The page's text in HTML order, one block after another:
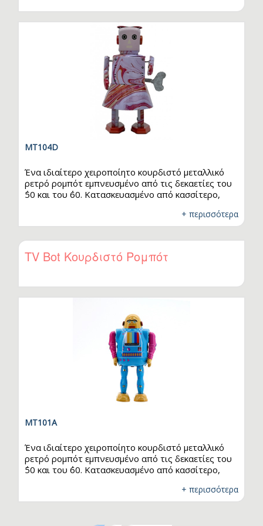
ήρθε στην Ελλάδα γι’ αυτό και ο…
MT104D
Ένα ιδιαίτερο χειροποίητο κουρδιστό μεταλλικό
ρετρό ρομπότ εμπνευσμένο από τις δεκαετίες του
΄50 και του ΄60. Κατασκευασμένο από κασσίτερο,
γραφικά σχεδιασμένα με κάθε λεπτομέρεια, αγάπη
και μεράκι. Στην Ελλάδα ήταν δημοφιλή ως τσίγκινα
παιχνίδια. Αυτό το μοναδικό χειροποίητο
κουρδιστό ρομπότ έχει συλλεκτική αξία μιας και
έχουν παραχθεί 2000 τεμάχια που διατίθενται σε
ήρθε στην Ελλάδα γι’ αυτό και ο…
+ περισσότερα
TV Bot Κουρδιστό Ρομπότ
MT101A
Ένα ιδιαίτερο χειροποίητο κουρδιστό μεταλλικό
ρετρό ρομπότ εμπνευσμένο από τις δεκαετίες του
΄50 και του ΄60. Κατασκευασμένο από κασσίτερο,
γραφικά σχεδιασμένα με κάθε λεπτομέρεια, αγάπη
και μεράκι. Στην Ελλάδα ήταν δημοφιλή ως τσίγκινα
+ περισσότερα